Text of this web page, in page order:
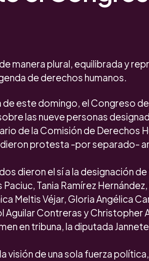
manera plural, equilibrada y
de derechos humanos.
de este domingo, el Congreso
las nueve personas
de la Comisión de Derechos
protesta -por separado-
dieron el sí a la designación de
Tania Ramírez
Meltis Véjar, Gloria Angélica
Aguilar Contreras y Christopher
en tribuna, la diputada
visión de una sola fuerza